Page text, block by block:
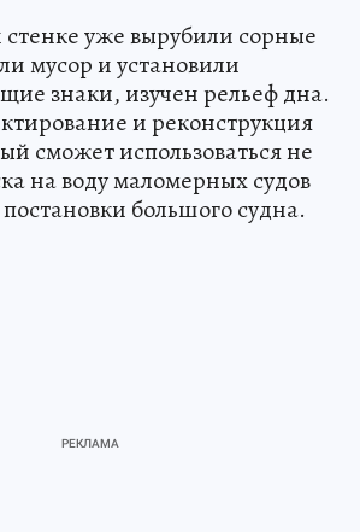
уже вырубили сорные
мусор и установили
знаки, изучен рельеф дна.
и реконструкция
сможет использоваться не
на воду маломерных судов
большого судна.